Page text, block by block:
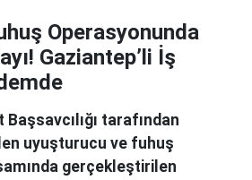
Operasyonunda
Gaziantep’li İş
tarafından
uyuşturucu ve fuhuş
gerçekleştirilen